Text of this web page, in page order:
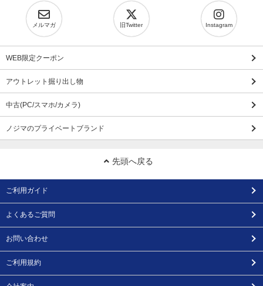
メルマガ 旧Twitter Instagram
WEB限定クーポン
アウトレット掘り出し物
中古(PC/スマホ/カメラ)
ノジマのプライベートブランド
先頭へ戻る
ご利用ガイド
よくあるご質問
お問い合わせ
ご利用規約